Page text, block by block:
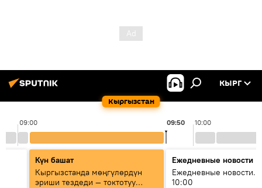
Кыргызстан
КЫРГ
09:00 10:00
09:50
Күн башат
Кыргызстанда мөңгүлөрдүн
эриши тездеди — токтотуу
Ежедневные новости
Ежедневные новости.
10:00